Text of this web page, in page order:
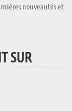
nouveautés et
SUR